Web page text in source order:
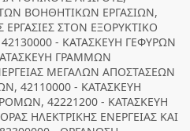
ΒΟΗΘΗΤΙΚΩΝ ΕΡΓΑΣΙΩΝ,
ΕΡΓΑΣΙΕΣ ΣΤΟΝ ΕΞΟΡΥΚΤΙΚΟ
- ΚΑΤΑΣΚΕΥΗ ΓΕΦΥΡΩΝ
ΓΡΑΜΜΩΝ
ΜΕΓΑΛΩΝ ΑΠΟΣΤΑΣΕΩΝ
42110000 - ΚΑΤΑΣΚΕΥΗ
42221200 - ΚΑΤΑΣΚΕΥΗ
ΗΛΕΚΤΡΙΚΗΣ ΕΝΕΡΓΕΙΑΣ ΚΑΙ